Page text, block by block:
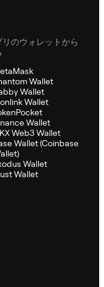
のウォレットから
Wallet
Wallet
Wallet
Wallet
Web3 Wallet
Wallet (Coinbase
Wallet
Wallet